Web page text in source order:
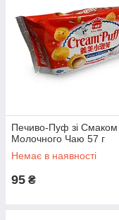
Печиво-Пуф зі Смаком
Молочного Чаю 57 г
Немає в наявності
95 ₴